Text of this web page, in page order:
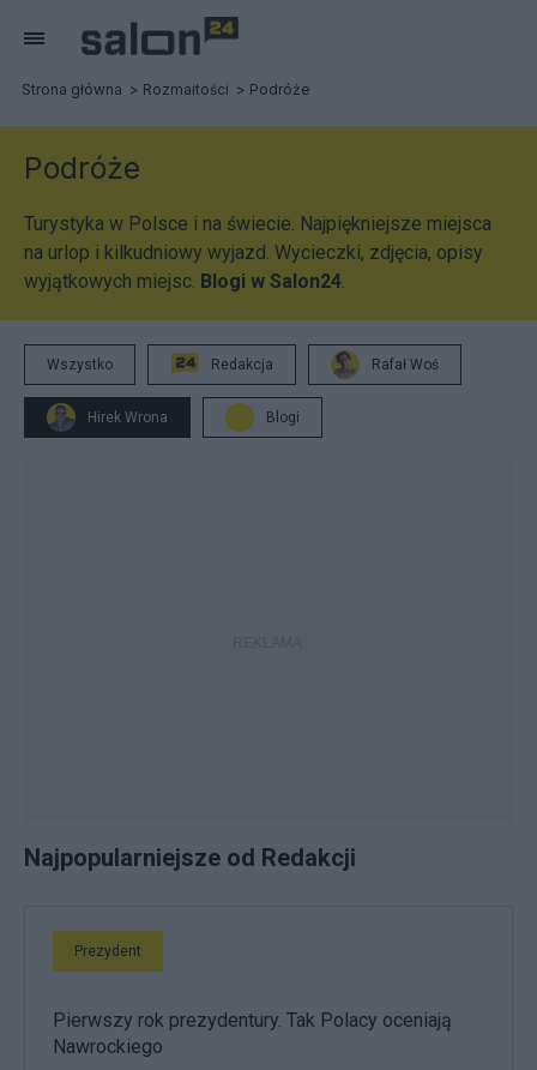
Strona główna Rozmaitości Podróże
Podróże
Turystyka w Polsce i na świecie. Najpiękniejsze miejsca
na urlop i kilkudniowy wyjazd. Wycieczki, zdjęcia, opisy
wyjątkowych miejsc. Blogi w Salon24.
Wszystko Redakcja Rafał Woś
Hirek Wrona Blogi
Najpopularniejsze od Redakcji
Prezydent
Pierwszy rok prezydentury. Tak Polacy oceniają
Nawrockiego